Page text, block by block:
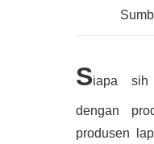
Siapa sih
dengan
produsen